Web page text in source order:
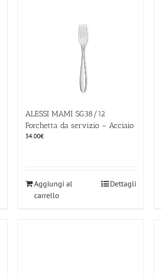
ALESSI MAMI SG38/12
Forchetta da servizio – Acciaio
34.00€
Aggiungi al
carrello
Dettagli